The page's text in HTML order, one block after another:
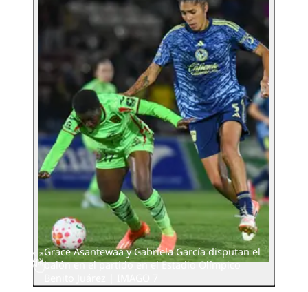
Grace Asantewaa y Gabriela García disputan el
balón en el partido en el Estadio Olímpico